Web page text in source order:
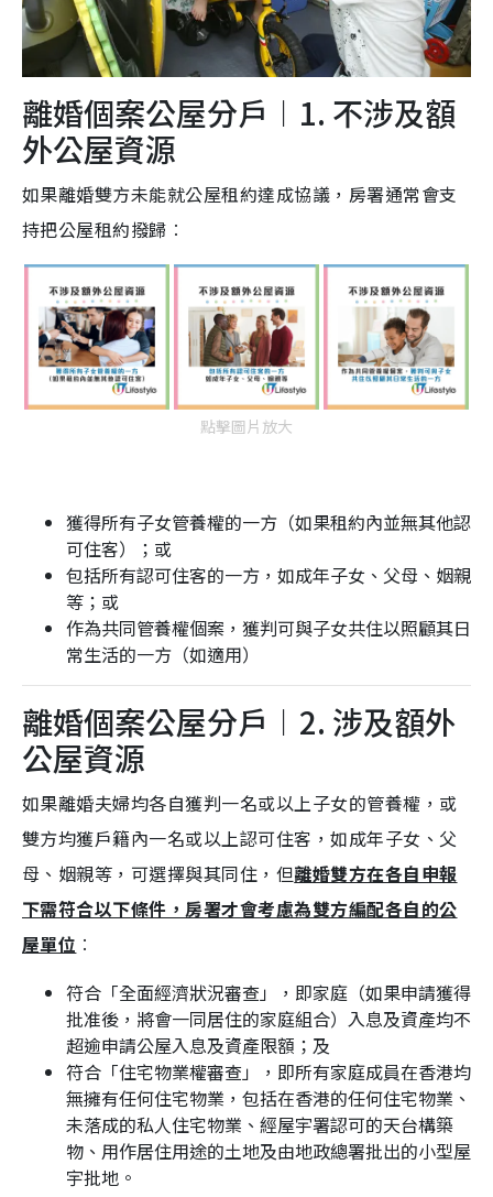
離婚個案公屋分戶︱1. 不涉及額
外公屋資源
如果離婚雙方未能就公屋租約達成協議，房署通常會支
持把公屋租約撥歸︰
點擊圖片放大
獲得所有子女管養權的一方（如果租約內並無其他認
可住客）；或
包括所有認可住客的一方，如成年子女、父母、姻親
等；或
作為共同管養權個案，獲判可與子女共住以照顧其日
常生活的一方（如適用）
離婚個案公屋分戶︱2. 涉及額外
公屋資源
如果離婚夫婦均各自獲判一名或以上子女的管養權，或
雙方均獲戶籍內一名或以上認可住客，如成年子女、父
母、姻親等，可選擇與其同住，但離婚雙方在各自申報
下需符合以下條件，房署才會考慮為雙方編配各自的公
屋單位 ︰
符合「全面經濟狀況審查」，即家庭（如果申請獲得
批准後，將會一同居住的家庭組合）入息及資產均不
超逾申請公屋入息及資產限額；及
符合「住宅物業權審查」，即所有家庭成員在香港均
無擁有任何住宅物業，包括在香港的任何住宅物業、
未落成的私人住宅物業、經屋宇署認可的天台構築
物、用作居住用途的土地及由地政總署批出的小型屋
宇批地。